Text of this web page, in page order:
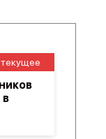
текущее
в